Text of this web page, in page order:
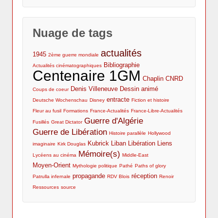
Nuage de tags
1945 2ème guerre mondiale actualités
Actualités cinématographiques Bibliographie
Centenaire 1GM Chaplin CNRD
Coups de coeur Denis Villeneuve Dessin animé
Deutsche Wochenschau Disney entracte Fiction et histoire
Fleur au fusil Formations France-Actualités France-Libre-Actualités
Fusillés Great Dictator Guerre d'Algérie
Guerre de Libération Histoire parallèle Hollywood
imaginaire Kirk Douglas Kubrick Liban Libération Liens
Lycéens au cinéma Mémoire(s) Middle-East
Moyen-Orient Mythologie politique Pathé Paths of glory
Patrulla infernale propagande RDV Blois réception Renoir
Ressources source